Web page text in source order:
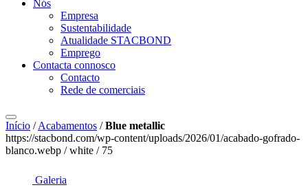
Nós
Empresa
Sustentabilidade
Atualidade STACBOND
Emprego
Contacta connosco
Contacto
Rede de comerciais
Início /Acabamentos /Blue metallic
https://stacbond.com/wp-content/uploads/2026/01/acabado-gofrado-
blanco.webp / white / 75
Galeria